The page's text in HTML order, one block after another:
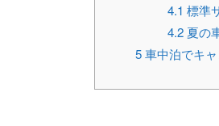
4.1 標準
4.2 夏の
5車中泊でキ